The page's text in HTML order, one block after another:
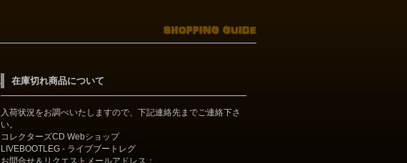
在庫切れ商品について
入荷状況をお調べいたしますので、下記連絡先までご連絡下さ
い。
コレクターズCD Webショップ
LIVEBOOTLEG - ライブブートレグ
お問合せ＆リクエストメールアドレス：